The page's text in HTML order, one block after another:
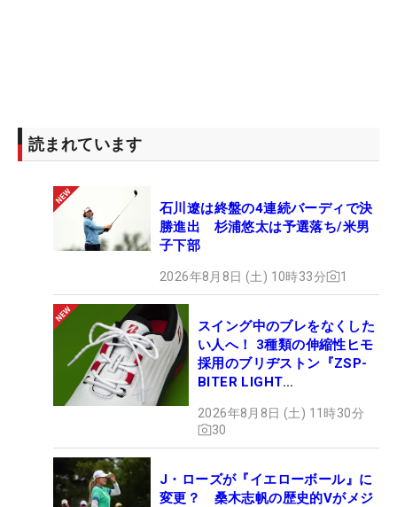
読まれています
石川遼は終盤の4連続バーディで決
勝進出 杉浦悠太は予選落ち/米男
子下部
2026年8月8日 (土) 10時33分 1
スイング中のブレをなくした
い人へ！ 3種類の伸縮性ヒモ
採用のブリヂストン『ZSP-
BITER LIGHT
ュー
2026年8月8日 (土) 11時30分
30
J・ローズが『イエローボール』に
変更？ 桑木志帆の歴史的Vがメジ